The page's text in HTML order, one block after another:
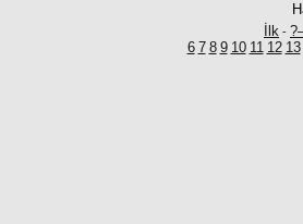
İlk -
6 7 8 9 10 11 12 13